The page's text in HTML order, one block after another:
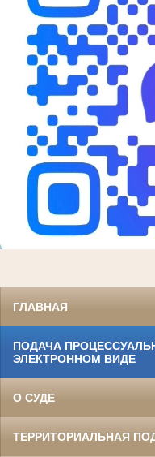
ГЛАВНАЯ
ПОДАЧА
ЭЛЕКТРОННОМ ВИДЕ
О СУДЕ
ТЕРРИТОРИАЛЬНАЯ